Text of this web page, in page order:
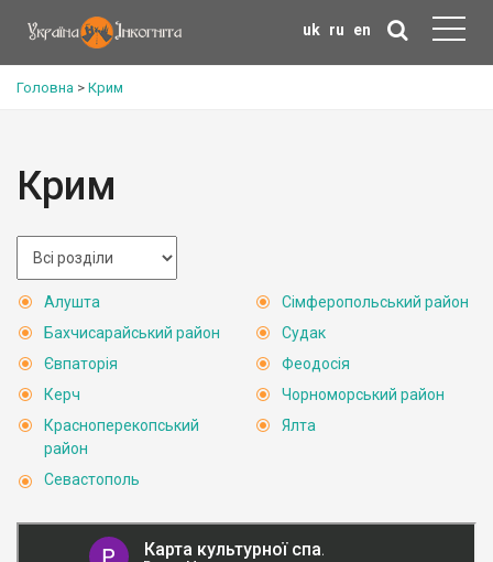
uk ru en
Головна > Крим
Крим
Алушта
Бахчисарайський район
Євпаторія
Керч
Красноперекопський
район
Севастополь
Сімферопольський район
Судак
Феодосія
Чорноморський район
Ялта